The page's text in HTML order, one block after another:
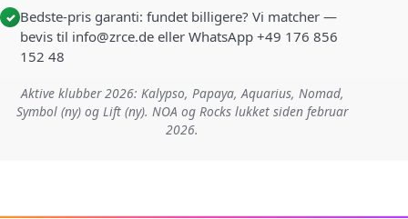
✓ Bedste-pris garanti: fundet billigere? Vi matcher —
bevis til info@zrce.de eller WhatsApp +49 176 856
152 48
Aktive klubber 2026: Kalypso, Papaya, Aquarius, Nomad,
Symbol (ny) og Lift (ny). NOA og Rocks lukket siden februar
2026.